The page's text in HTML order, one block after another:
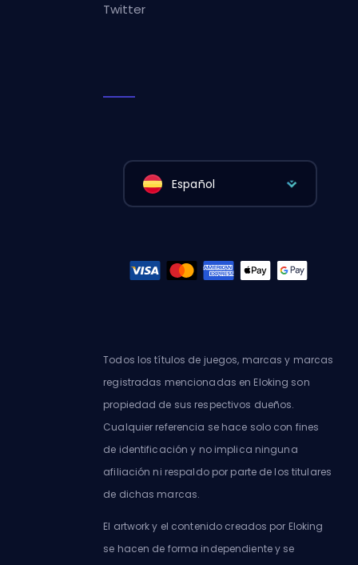
Twitter
Español
Todos los títulos de juegos, marcas y marcas
registradas mencionadas en Eloking son
propiedad de sus respectivos dueños.
Cualquier referencia se hace solo con fines
de identificación y no implica ninguna
afiliación ni respaldo por parte de los titulares
de dichas marcas.
El artwork y el contenido creados por Eloking
se hacen de forma independiente y se